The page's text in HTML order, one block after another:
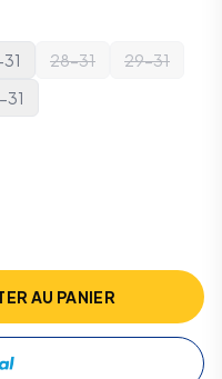
28-31
29-31
31
AU PANIER